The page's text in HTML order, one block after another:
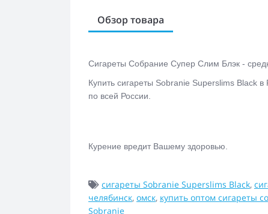
Обзор товара
Сигареты Собрание Супер Слим Блэк -
Купить сигареты Sobranie Superslims Black
по всей России.
Курение вредит Вашему здоровью.
сигареты Sobranie Superslims Black,
челябинск, омск, купить оптом сигареты
Sobranie